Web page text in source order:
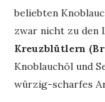
beliebten
zwar nicht zu den
Kreuzblütlern
Knoblauchöl und
würzig-scharfes